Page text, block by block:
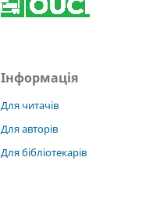
Інформація
Для читачів
Для авторів
Для бібліотекарів